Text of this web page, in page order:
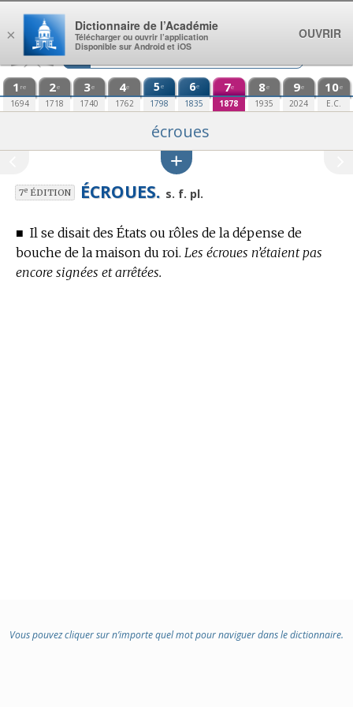
Aller au contenu
1 re
1694
2e
1718
3e
1740
4e
1762
5e
1798
6e
1835
7e
1878
8e
1935
9e
2024
10e
E.C.
écroues
7eÉDITION ÉCROUES. s. f. pl.
■ Il se disait des États ou rôles de la dépense de
bouche de la maison du roi. Les écroues n’étaient pas
encore signées et arrêtées.
Vous pouvez cliquer sur n’importe quel mot pour naviguer dans le dictionnaire.
×
Dictionnaire de l’Académie
Télécharger ou ouvrir l’application
Disponible sur Android et iOS
OUVRIR